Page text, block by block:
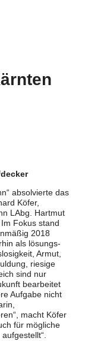
absolvierte das
Köfer,
LAbg. Hartmut
Fokus stand
2018
als lösungs-
Armut,
riesige
sind nur
bearbeitet
Aufgabe nicht
macht Köfer
für mögliche